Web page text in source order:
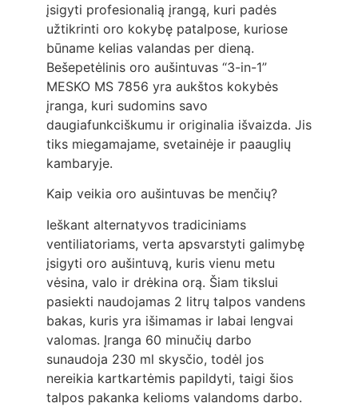
įsigyti profesionalią įrangą, kuri padės
užtikrinti oro kokybę patalpose, kuriose
būname kelias valandas per dieną.
Bešepetėlinis oro aušintuvas “3-in-1”
MESKO MS 7856 yra aukštos kokybės
įranga, kuri sudomins savo
daugiafunkciškumu ir originalia išvaizda. Jis
tiks miegamajame, svetainėje ir paauglių
kambaryje.
Kaip veikia oro aušintuvas be menčių?
Ieškant alternatyvos tradiciniams
ventiliatoriams, verta apsvarstyti galimybę
įsigyti oro aušintuvą, kuris vienu metu
vėsina, valo ir drėkina orą. Šiam tikslui
pasiekti naudojamas 2 litrų talpos vandens
bakas, kuris yra išimamas ir labai lengvai
valomas. Įranga 60 minučių darbo
sunaudoja 230 ml skysčio, todėl jos
nereikia kartkartėmis papildyti, taigi šios
talpos pakanka kelioms valandoms darbo.